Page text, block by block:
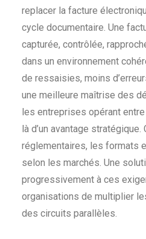
replacer la facture
cycle documentaire. Une
capturée, contrôlée,
dans un environnement
de ressaisies, moins
une meilleure maîtrise des
les entreprises opérant
là d’un avantage
réglementaires, les formats
selon les marchés. Une
progressivement à ces
organisations de multiplier
des circuits parallèles.